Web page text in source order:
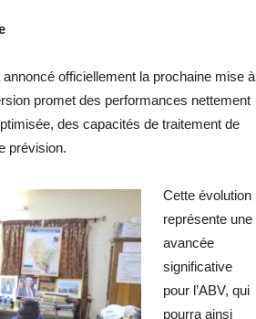
officiellement la prochaine mise à
promet des performances nettement
des capacités de traitement de
prévision.
Cette évolution
représente une
avancée
significative
pour l’ABV, qui
pourra ainsi